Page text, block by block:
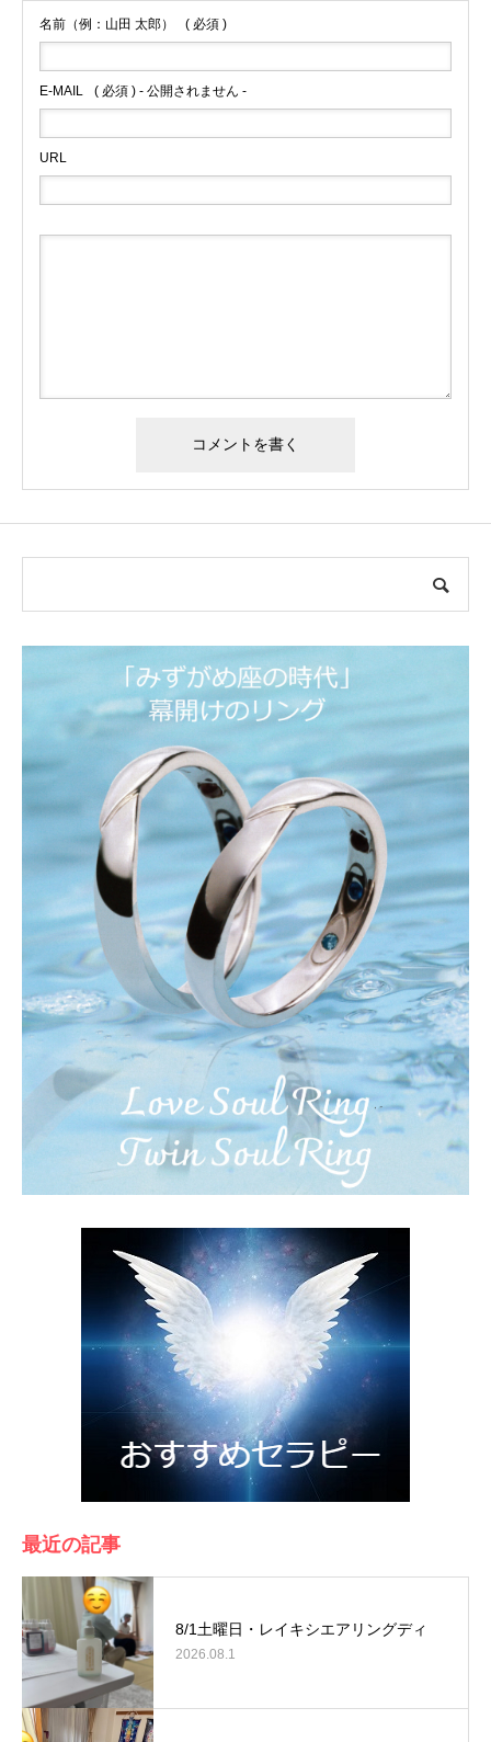
名前（例：山田 太郎） ( 必須 )
E-MAIL ( 必須 ) - 公開されません -
URL
最近の記事
8/1土曜日・レイキシエアリングディ
2026.08.1